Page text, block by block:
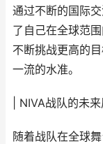
通过不断的国际
了自己在全球范
不断挑战更高的
一流的水准。
| NIVA战队的未
随着战队在全球